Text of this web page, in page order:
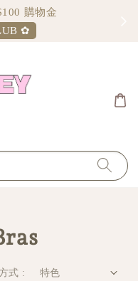
購物金
✿
式 :